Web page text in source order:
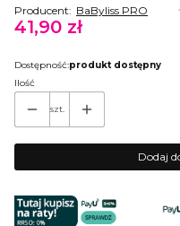
Producent: BaByliss PRO
Cena
41,90 zł
Dostępność:produkt dostępny
Ilość
szt.
Dodaj